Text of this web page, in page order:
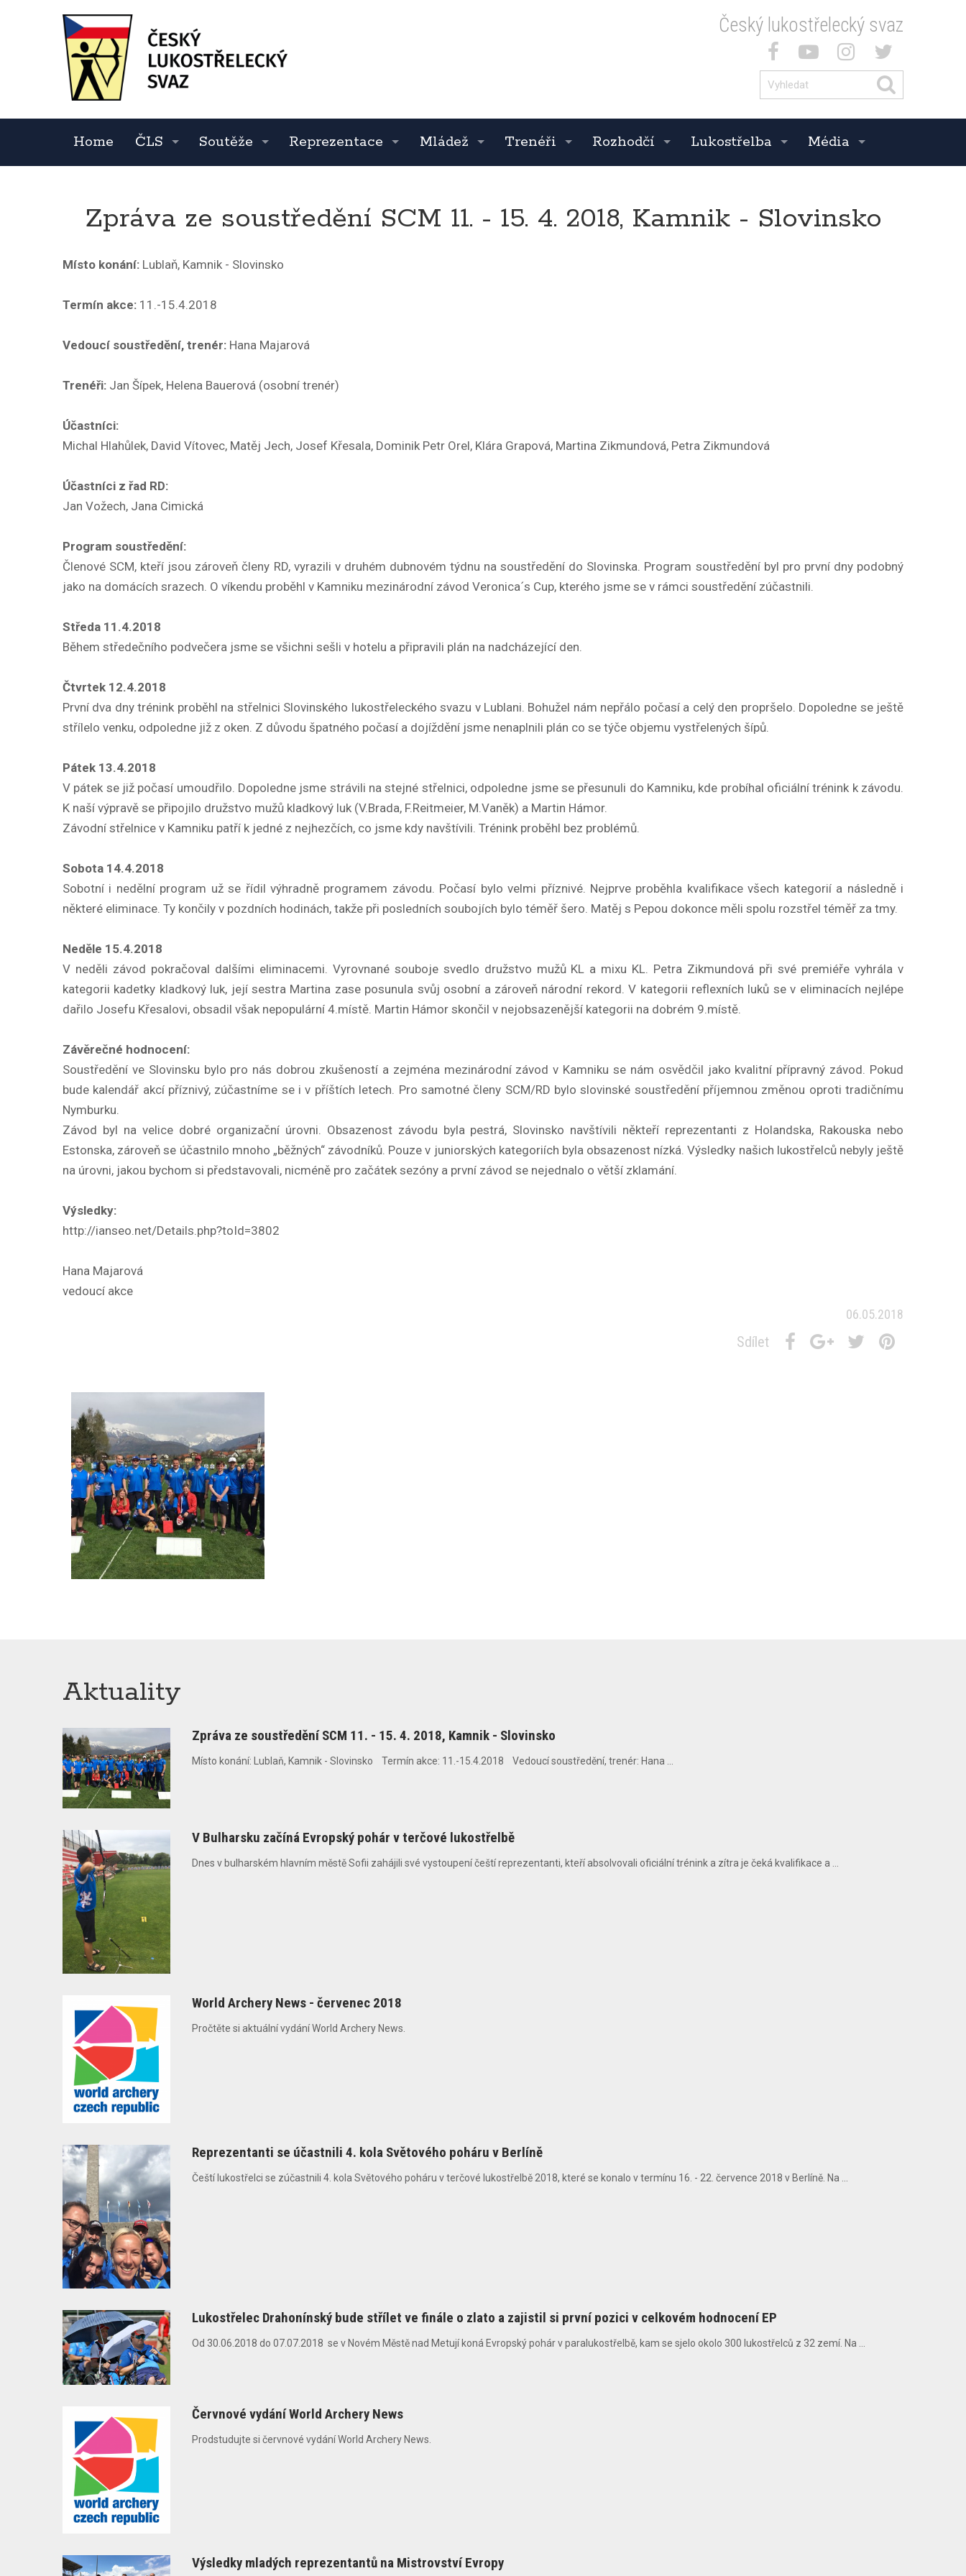
Český lukostřelecký svaz
Home ČLS Soutěže Reprezentace Mládež Trenéři Rozhodčí Lukostřelba Média
Zpráva ze soustředění SCM 11. - 15. 4. 2018, Kamnik - Slovinsko
Místo konání: Lublaň, Kamnik - Slovinsko
Termín akce: 11.-15.4.2018
Vedoucí soustředění, trenér: Hana Majarová
Trenéři: Jan Šípek, Helena Bauerová (osobní trenér)
Účastníci:
Michal Hlahůlek, David Vítovec, Matěj Jech, Josef Křesala, Dominik Petr Orel, Klára Grapová, Martina Zikmundová, Petra Zikmundová
Účastníci z řad RD:
Jan Vožech, Jana Cimická
Program soustředění:
Členové SCM, kteří jsou zároveň členy RD, vyrazili v druhém dubnovém týdnu na soustředění do Slovinska. Program soustředění byl pro první dny podobný
jako na domácích srazech. O víkendu proběhl v Kamniku mezinárodní závod Veronica´s Cup, kterého jsme se v rámci soustředění zúčastnili.
Středa 11.4.2018
Během středečního podvečera jsme se všichni sešli v hotelu a připravili plán na nadcházející den.
Čtvrtek 12.4.2018
První dva dny trénink proběhl na střelnici Slovinského lukostřeleckého svazu v Lublani. Bohužel nám nepřálo počasí a celý den propršelo. Dopoledne se ještě
střílelo venku, odpoledne již z oken. Z důvodu špatného počasí a dojíždění jsme nenaplnili plán co se týče objemu vystřelených šípů.
Pátek 13.4.2018
V pátek se již počasí umoudřilo. Dopoledne jsme strávili na stejné střelnici, odpoledne jsme se přesunuli do Kamniku, kde probíhal oficiální trénink k závodu.
K naší výpravě se připojilo družstvo mužů kladkový luk (V.Brada, F.Reitmeier, M.Vaněk) a Martin Hámor.
Závodní střelnice v Kamniku patří k jedné z nejhezčích, co jsme kdy navštívili. Trénink proběhl bez problémů.
Sobota 14.4.2018
Sobotní i nedělní program už se řídil výhradně programem závodu. Počasí bylo velmi příznivé. Nejprve proběhla kvalifikace všech kategorií a následně i
některé eliminace. Ty končily v pozdních hodinách, takže při posledních soubojích bylo téměř šero. Matěj s Pepou dokonce měli spolu rozstřel téměř za tmy.
Neděle 15.4.2018
V neděli závod pokračoval dalšími eliminacemi. Vyrovnané souboje svedlo družstvo mužů KL a mixu KL. Petra Zikmundová při své premiéře vyhrála v
kategorii kadetky kladkový luk, její sestra Martina zase posunula svůj osobní a zároveň národní rekord. V kategorii reflexních luků se v eliminacích nejlépe
dařilo Josefu Křesalovi, obsadil však nepopulární 4.místě. Martin Hámor skončil v nejobsazenější kategorii na dobrém 9.místě.
Závěrečné hodnocení:
Soustředění ve Slovinsku bylo pro nás dobrou zkušeností a zejména mezinárodní závod v Kamniku se nám osvědčil jako kvalitní přípravný závod. Pokud
bude kalendář akcí příznivý, zúčastníme se i v příštích letech. Pro samotné členy SCM/RD bylo slovinské soustředění příjemnou změnou oproti tradičnímu
Nymburku.
Závod byl na velice dobré organizační úrovni. Obsazenost závodu byla pestrá, Slovinsko navštívili někteří reprezentanti z Holandska, Rakouska nebo
Estonska, zároveň se účastnilo mnoho „běžných“ závodníků. Pouze v juniorských kategoriích byla obsazenost nízká. Výsledky našich lukostřelců nebyly ještě
na úrovni, jakou bychom si představovali, nicméně pro začátek sezóny a první závod se nejednalo o větší zklamání.
Výsledky:
http://ianseo.net/Details.php?toId=3802
Hana Majarová
vedoucí akce
06.05.2018
Sdílet
Aktuality
Zpráva ze soustředění SCM 11. - 15. 4. 2018, Kamnik - Slovinsko
Místo konání: Lublaň, Kamnik - Slovinsko Termín akce: 11.-15.4.2018 Vedoucí soustředění, trenér: Hana ...
V Bulharsku začíná Evropský pohár v terčové lukostřelbě
Dnes v bulharském hlavním městě Sofii zahájili své vystoupení čeští reprezentanti, kteří absolvovali oficiální trénink a zítra je čeká kvalifikace a ...
World Archery News - červenec 2018
Pročtěte si aktuální vydání World Archery News.
Reprezentanti se účastnili 4. kola Světového poháru v Berlíně
Čeští lukostřelci se zúčastnili 4. kola Světového poháru v terčové lukostřelbě 2018, které se konalo v termínu 16. - 22. července 2018 v Berlíně. Na ...
Lukostřelec Drahonínský bude střílet ve finále o zlato a zajistil si první pozici v celkovém hodnocení EP
Od 30.06.2018 do 07.07.2018 se v Novém Městě nad Metují koná Evropský pohár v paralukostřelbě, kam se sjelo okolo 300 lukostřelců z 32 zemí. Na ...
Červnové vydání World Archery News
Prodstudujte si červnové vydání World Archery News.
Výsledky mladých reprezentantů na Mistrovství Evropy